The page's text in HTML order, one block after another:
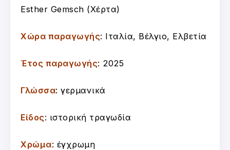
Esther Gemsch (Χέρτα)
Χώρα παραγωγής: Ιταλία, Βέλγιο, Ελβετία
Έτος παραγωγής: 2025
Γλώσσα: γερμανικά
Είδος: ιστορική τραγωδία
Χρώμα: έγχρωμη